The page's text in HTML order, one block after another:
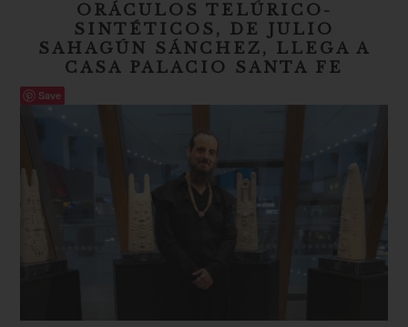
ORÁCULOS TELÚRICO-
SINTÉTICOS, DE JULIO
SAHAGÚN SÁNCHEZ, LLEGA A
CASA PALACIO SANTA FE
Save